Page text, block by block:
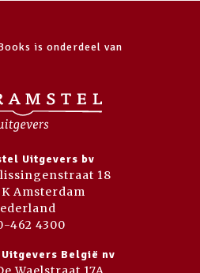
is onderdeel van
Uitgevers bv
18
Amsterdam
462 4300
België nv